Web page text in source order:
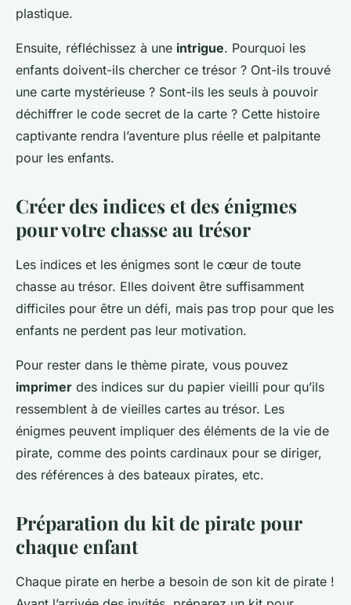
plastique.
Ensuite, réfléchissez à une intrigue. Pourquoi les
enfants doivent-ils chercher ce trésor ? Ont-ils trouvé
une carte mystérieuse ? Sont-ils les seuls à pouvoir
déchiffrer le code secret de la carte ? Cette histoire
captivante rendra l’aventure plus réelle et palpitante
pour les enfants.
Créer des indices et des énigmes
pour votre chasse au trésor
Les indices et les énigmes sont le cœur de toute
chasse au trésor. Elles doivent être suffisamment
difficiles pour être un défi, mais pas trop pour que les
enfants ne perdent pas leur motivation.
Pour rester dans le thème pirate, vous pouvez
imprimer des indices sur du papier vieilli pour qu’ils
ressemblent à de vieilles cartes au trésor. Les
énigmes peuvent impliquer des éléments de la vie de
pirate, comme des points cardinaux pour se diriger,
des références à des bateaux pirates, etc.
Préparation du kit de pirate pour
chaque enfant
Chaque pirate en herbe a besoin de son kit de pirate !